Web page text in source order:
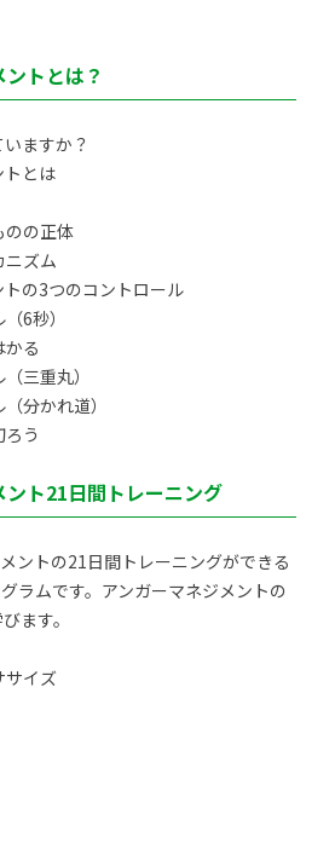
トとは？
ますか？
トとは
のの正体
ニズム
の3つのコントロール
6秒）
る
三重丸）
分かれ道）
う
ト21日間トレーニング
ントの21日間トレーニングができる
ラムです。アンガーマネジメントの
ます。
サイズ